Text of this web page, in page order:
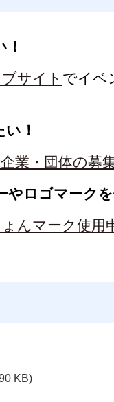
サイト でイベ
！
業・団体の募
ロゴマークを
んマーク使用
KB)